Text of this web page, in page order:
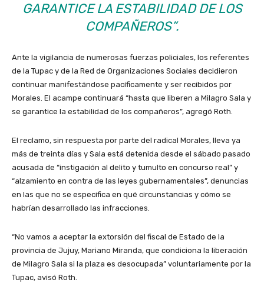
GARANTICE LA ESTABILIDAD DE LOS
COMPAÑEROS”.
Ante la vigilancia de numerosas fuerzas policiales, los referentes
de la Tupac y de la Red de Organizaciones Sociales decidieron
continuar manifestándose pacíficamente y ser recibidos por
Morales. El acampe continuará “hasta que liberen a Milagro Sala y
se garantice la estabilidad de los compañeros”, agregó Roth.
El reclamo, sin respuesta por parte del radical Morales, lleva ya
más de treinta días y Sala está detenida desde el sábado pasado
acusada de “instigación al delito y tumulto en concurso real” y
“alzamiento en contra de las leyes gubernamentales”, denuncias
en las que no se especifica en qué circunstancias y cómo se
habrían desarrollado las infracciones.
“No vamos a aceptar la extorsión del fiscal de Estado de la
provincia de Jujuy, Mariano Miranda, que condiciona la liberación
de Milagro Sala si la plaza es desocupada” voluntariamente por la
Tupac, avisó Roth.